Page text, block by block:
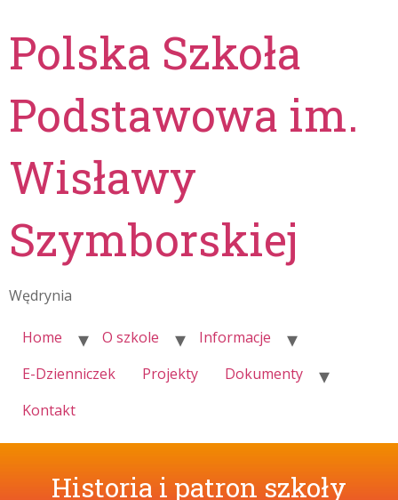
Polska Szkoła
Podstawowa im.
Wisławy
Szymborskiej
Wędrynia
Home O szkole
Informacje
E-Dzienniczek
Projekty
Dokumenty
Kontakt
Historia i patron szkoły